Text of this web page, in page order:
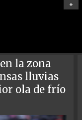
+
la zona
lluvias
ola de frío